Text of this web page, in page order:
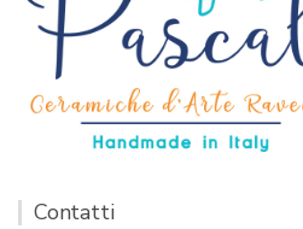
Contatti